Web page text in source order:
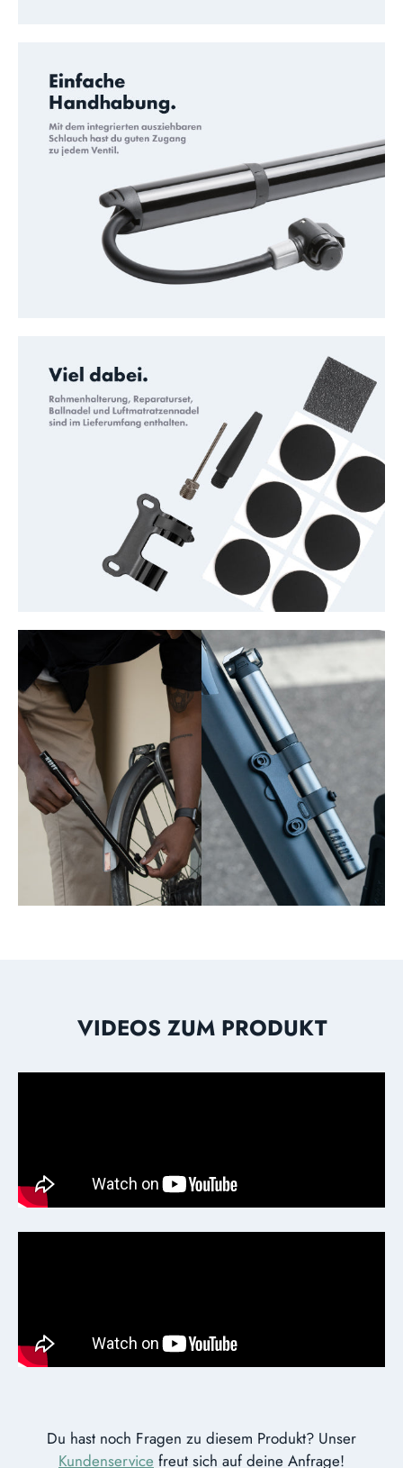
VIDEOS ZUM PRODUKT
Du hast noch Fragen zu diesem Produkt? Unser
Kundenservice freut sich auf deine Anfrage!